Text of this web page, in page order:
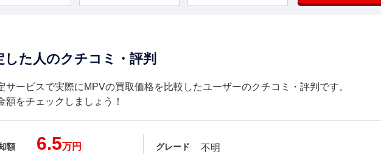
た人のクチコミ・評判
ービスで実際にMPVの買取価格を比較したユーザーのクチコミ・評判です。
をチェックしましょう！
額 6.5万円 グレード 不明